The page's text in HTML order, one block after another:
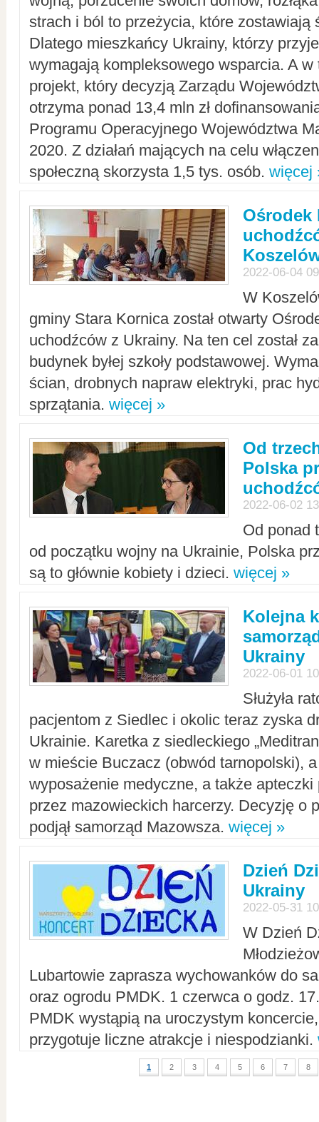
strach i ból to przeżycia, które zostawiają
Dlatego mieszkańcy Ukrainy, którzy
wymagają kompleksowego wsparcia. A w
projekt, który decyzją Zarządu
otrzyma ponad 13,4 mln zł
Programu Operacyjnego Województwa
2020. Z działań mających na celu
społeczną skorzysta 1,5 tys. osób. więcej
Ośrodek
2022-06-04
W
gminy Stara Kornica został otwarty
uchodźców z Ukrainy. Na ten cel został
budynek byłej szkoły podstawowej.
ścian, drobnych napraw elektryki, prac
sprzątania. więcej »
Od
Polska
2022-06-02
Od ponad
od początku wojny na Ukrainie, Polska
są to głównie kobiety i dzieci. więcej »
Kolejna
Ukrainy
2022-06-01
Służyła
pacjentom z Siedlec i okolic teraz zyska
Ukrainie. Karetka z siedleckiego
w mieście Buczacz (obwód tarnopolski),
wyposażenie medyczne, a także apteczki
przez mazowieckich harcerzy. Decyzję o
podjął samorząd Mazowsza. więcej »
Dzień
Ukrainy
2022-05-31
W Dzień
Lubartowie zaprasza wychowanków do
oraz ogrodu PMDK. 1 czerwca o godz.
PMDK wystąpią na uroczystym
przygotuje liczne atrakcje i niespodzianki.
1 2 3 4 5 6 7 8